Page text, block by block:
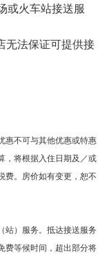
或火车站接送服
无法保证可提供接
惠不可与其他优惠或特惠
，将根据入住日期及／或
费。房价如有变更，恕不
站）服务。抵达接送服务
费等候时间，超出部分将